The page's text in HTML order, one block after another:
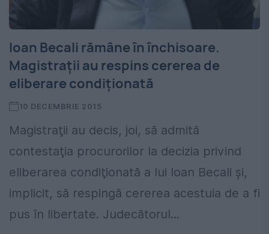
Ioan Becali rămâne în închisoare.
Magistraţii au respins cererea de
eliberare condiționată
10 DECEMBRIE 2015
Magistraţii au decis, joi, să admită
contestaţia procurorilor la decizia privind
eliberarea condiţionată a lui Ioan Becali şi,
implicit, să respingă cererea acestuia de a fi
pus în libertate. Judecătorul...